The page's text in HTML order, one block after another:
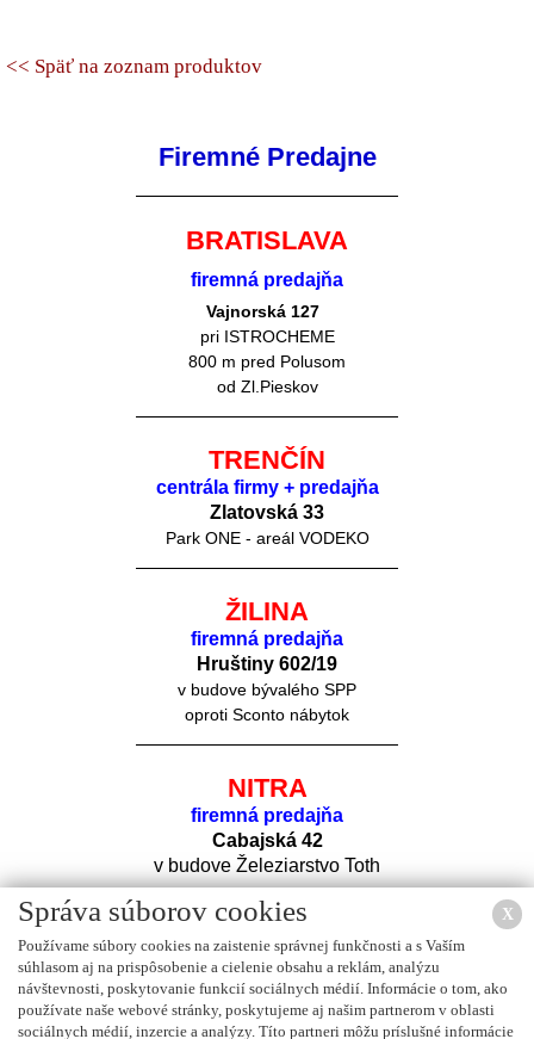
<< Späť na zoznam produktov
Firemné Predajne
BRATISLAVA
firemná predajňa
Vajnorská 127
pri ISTROCHEME
800 m pred Polusom
od Zl.Pieskov
TRENČÍN
centrála firmy + predajňa
Zlatovská 33
Park ONE - areál VODEKO
ŽILINA
firemná predajňa
Hruštiny 602/19
v budove bývalého SPP
oproti Sconto nábytok
NITRA
firemná predajňa
Cabajská 42
v budove Železiarstvo Toth
X
Správa súborov cookies
Používame súbory cookies na zaistenie správnej funkčnosti a s Vaším
súhlasom aj na prispôsobenie a cielenie obsahu a reklám, analýzu
návštevnosti, poskytovanie funkcií sociálnych médií. Informácie o tom, ako
používate naše webové stránky, poskytujeme aj našim partnerom v oblasti
sociálnych médií, inzercie a analýzy. Títo partneri môžu príslušné informácie